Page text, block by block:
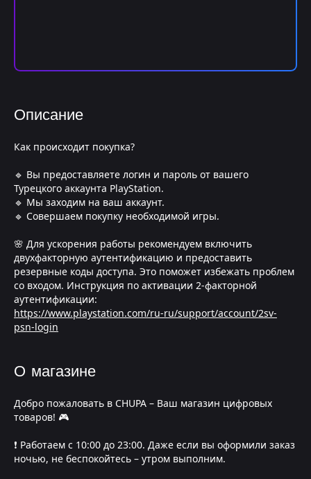
Описание
Как происходит покупка?
🔹 Вы предоставляете логин и пароль от вашего
Турецкого аккаунта PlayStation.
🔹 Мы заходим на ваш аккаунт.
🔹 Совершаем покупку необходимой игры.
🌸 Для ускорения работы рекомендуем включить
двухфакторную аутентификацию и предоставить
резервные коды доступа. Это поможет избежать проблем
со входом. Инструкция по активации 2-факторной
аутентификации:
https://www.playstation.com/ru-ru/support/account/2sv-
psn-login
О магазине
Добро пожаловать в CHUPA – Ваш магазин цифровых
товаров! 🎮
❗️ Работаем с 10:00 до 23:00. Даже если вы оформили заказ
ночью, не беспокойтесь – утром выполним.